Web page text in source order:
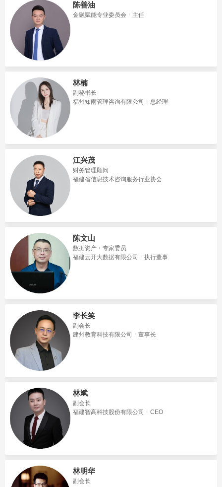
陈善油
金融赋能专业委员会 主任
林楠
副秘书长
福州知雨管理咨询有限公司
总经理
江兴茂
财务管理顾问
福建省信息技术咨询服务行业协会
陈文山
数据资产
专家委员
福建云开大数据有限公司
执行董事
李长笑
副会长
建州教育科技有限公司
董事长
林斌
副会长
福建智高科技股份有限公司
CEO
林明华
副会长